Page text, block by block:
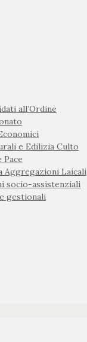
all’Ordine
e Edilizia Culto
Pace
Aggregazioni Laicali
socio-assistenziali
gestionali